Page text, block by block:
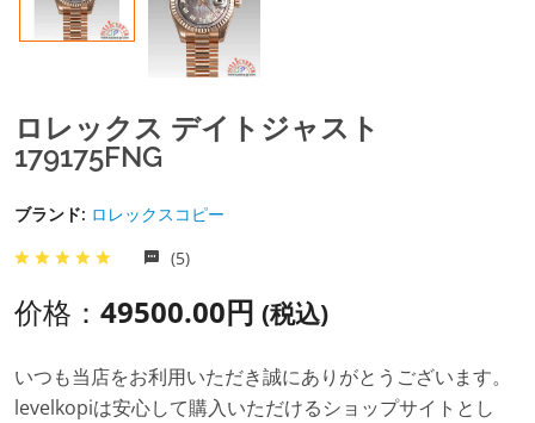
ロレックス デイトジャスト
179175FNG
ブランド: ロレックスコピー
(5)
价格： 49500.00円 (税込)
いつも当店をお利用いただき誠にありがとうございます。
levelkopiは安心して購入いただけるショップサイトとし